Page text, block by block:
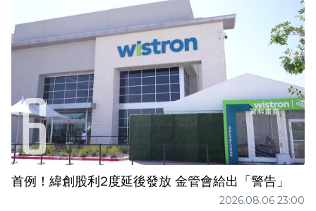
首例！緯創股利2度延後發放 金管會給出「警告」
2026.08.06 23:00